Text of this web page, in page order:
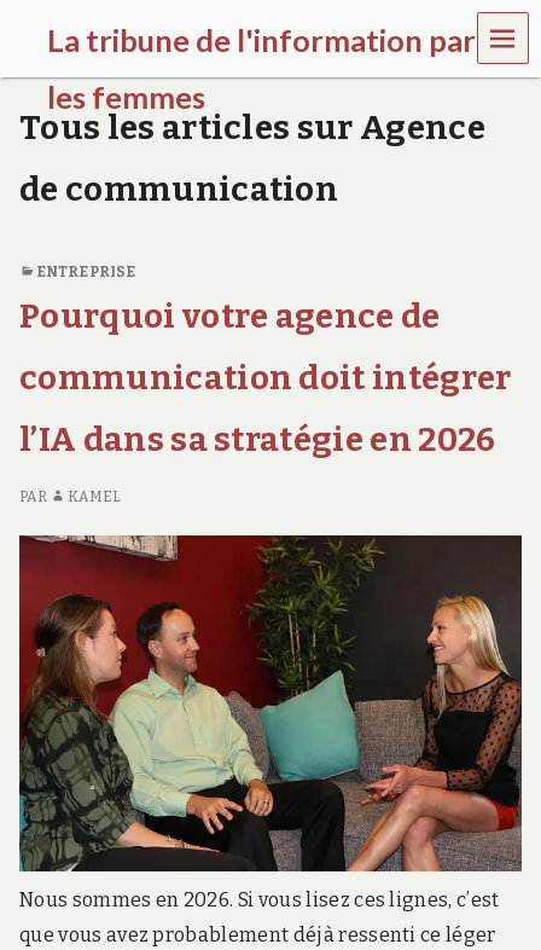
La tribune de l'information par
les femmes
l
t
b
u
n
e
o
m
e
n
a
a
s
.
f
r
MEN
U
Tous les articles sur Agence
de communication
ENTREPRISE
Pourquoi votre agence de
communication doit intégrer
l’IA dans sa stratégie en 2026
PAR KAMEL
Nous sommes en 2026. Si vous lisez ces lignes, c’est
que vous avez probablement déjà ressenti ce léger